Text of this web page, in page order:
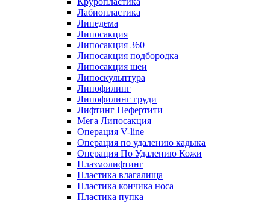
Лабиопластика
Липедема
Липосакция
Липосакция 360
Липосакция подбородка
Липосакция шеи
Липоскульптура
Липофилинг
Липофилинг груди
Лифтинг Нефертити
Мега Липосакция
Операция V-line
Операция по удалению кадыка
Операция По Удалению Кожи
Плазмолифтинг
Пластика влагалища
Пластика кончика носа
Пластика пупка